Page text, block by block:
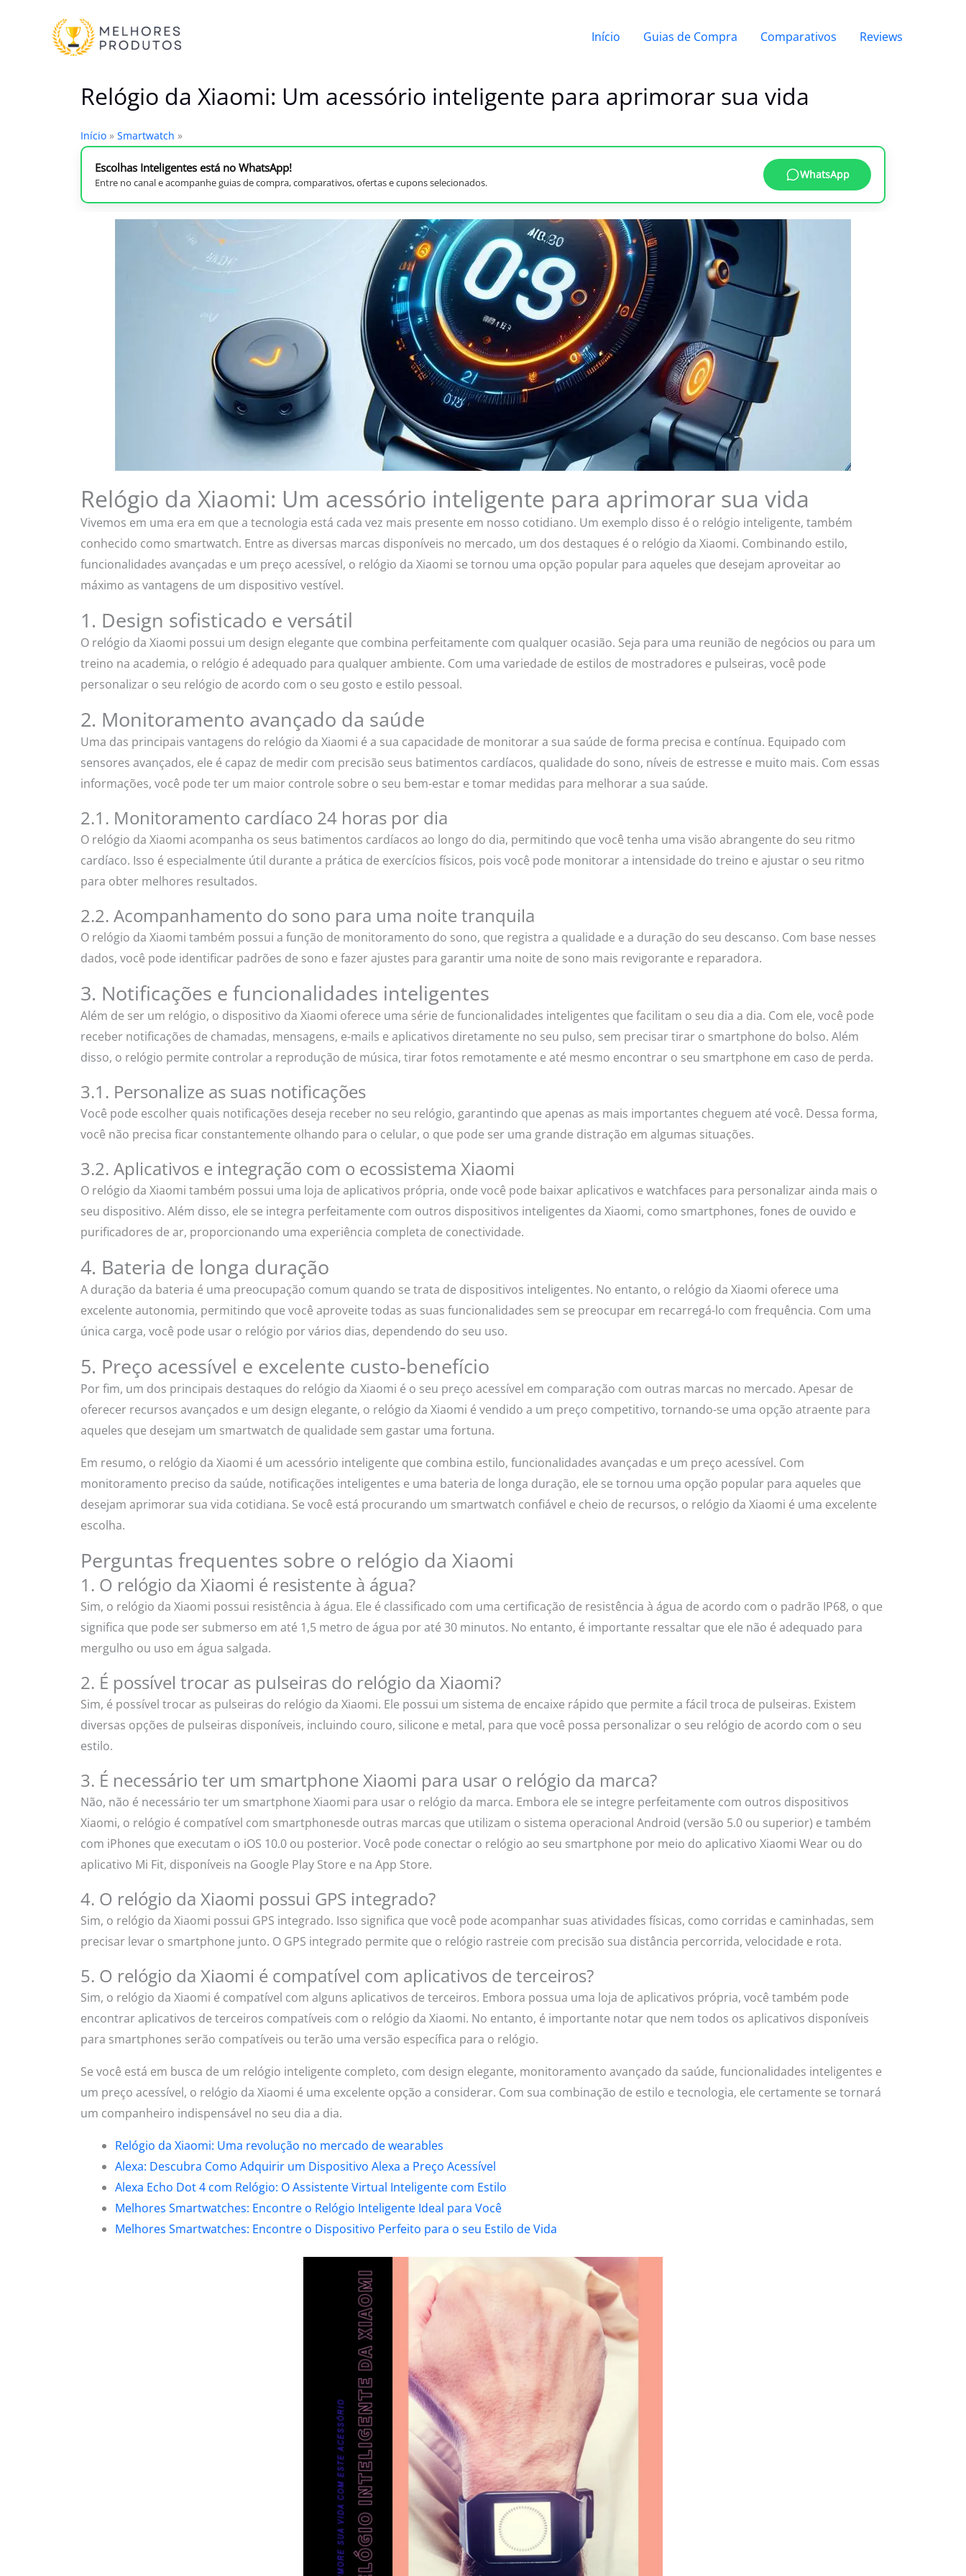
Início Guias de Compra Comparativos Reviews
Relógio da Xiaomi: Um acessório inteligente para aprimorar sua vida
Início » Smartwatch »
Escolhas Inteligentes está no WhatsApp!
Entre no canal e acompanhe guias de compra, comparativos, ofertas e cupons selecionados.
WhatsApp
Relógio da Xiaomi: Um acessório inteligente para aprimorar sua vida
Vivemos em uma era em que a tecnologia está cada vez mais presente em nosso cotidiano. Um exemplo disso é o relógio inteligente, também
conhecido como smartwatch. Entre as diversas marcas disponíveis no mercado, um dos destaques é o relógio da Xiaomi. Combinando estilo,
funcionalidades avançadas e um preço acessível, o relógio da Xiaomi se tornou uma opção popular para aqueles que desejam aproveitar ao
máximo as vantagens de um dispositivo vestível.
1. Design sofisticado e versátil
O relógio da Xiaomi possui um design elegante que combina perfeitamente com qualquer ocasião. Seja para uma reunião de negócios ou para um
treino na academia, o relógio é adequado para qualquer ambiente. Com uma variedade de estilos de mostradores e pulseiras, você pode
personalizar o seu relógio de acordo com o seu gosto e estilo pessoal.
2. Monitoramento avançado da saúde
Uma das principais vantagens do relógio da Xiaomi é a sua capacidade de monitorar a sua saúde de forma precisa e contínua. Equipado com
sensores avançados, ele é capaz de medir com precisão seus batimentos cardíacos, qualidade do sono, níveis de estresse e muito mais. Com essas
informações, você pode ter um maior controle sobre o seu bem-estar e tomar medidas para melhorar a sua saúde.
2.1. Monitoramento cardíaco 24 horas por dia
O relógio da Xiaomi acompanha os seus batimentos cardíacos ao longo do dia, permitindo que você tenha uma visão abrangente do seu ritmo
cardíaco. Isso é especialmente útil durante a prática de exercícios físicos, pois você pode monitorar a intensidade do treino e ajustar o seu ritmo
para obter melhores resultados.
2.2. Acompanhamento do sono para uma noite tranquila
O relógio da Xiaomi também possui a função de monitoramento do sono, que registra a qualidade e a duração do seu descanso. Com base nesses
dados, você pode identificar padrões de sono e fazer ajustes para garantir uma noite de sono mais revigorante e reparadora.
3. Notificações e funcionalidades inteligentes
Além de ser um relógio, o dispositivo da Xiaomi oferece uma série de funcionalidades inteligentes que facilitam o seu dia a dia. Com ele, você pode
receber notificações de chamadas, mensagens, e-mails e aplicativos diretamente no seu pulso, sem precisar tirar o smartphone do bolso. Além
disso, o relógio permite controlar a reprodução de música, tirar fotos remotamente e até mesmo encontrar o seu smartphone em caso de perda.
3.1. Personalize as suas notificações
Você pode escolher quais notificações deseja receber no seu relógio, garantindo que apenas as mais importantes cheguem até você. Dessa forma,
você não precisa ficar constantemente olhando para o celular, o que pode ser uma grande distração em algumas situações.
3.2. Aplicativos e integração com o ecossistema Xiaomi
O relógio da Xiaomi também possui uma loja de aplicativos própria, onde você pode baixar aplicativos e watchfaces para personalizar ainda mais o
seu dispositivo. Além disso, ele se integra perfeitamente com outros dispositivos inteligentes da Xiaomi, como smartphones, fones de ouvido e
purificadores de ar, proporcionando uma experiência completa de conectividade.
4. Bateria de longa duração
A duração da bateria é uma preocupação comum quando se trata de dispositivos inteligentes. No entanto, o relógio da Xiaomi oferece uma
excelente autonomia, permitindo que você aproveite todas as suas funcionalidades sem se preocupar em recarregá-lo com frequência. Com uma
única carga, você pode usar o relógio por vários dias, dependendo do seu uso.
5. Preço acessível e excelente custo-benefício
Por fim, um dos principais destaques do relógio da Xiaomi é o seu preço acessível em comparação com outras marcas no mercado. Apesar de
oferecer recursos avançados e um design elegante, o relógio da Xiaomi é vendido a um preço competitivo, tornando-se uma opção atraente para
aqueles que desejam um smartwatch de qualidade sem gastar uma fortuna.
Em resumo, o relógio da Xiaomi é um acessório inteligente que combina estilo, funcionalidades avançadas e um preço acessível. Com
monitoramento preciso da saúde, notificações inteligentes e uma bateria de longa duração, ele se tornou uma opção popular para aqueles que
desejam aprimorar sua vida cotidiana. Se você está procurando um smartwatch confiável e cheio de recursos, o relógio da Xiaomi é uma excelente
escolha.
Perguntas frequentes sobre o relógio da Xiaomi
1. O relógio da Xiaomi é resistente à água?
Sim, o relógio da Xiaomi possui resistência à água. Ele é classificado com uma certificação de resistência à água de acordo com o padrão IP68, o que
significa que pode ser submerso em até 1,5 metro de água por até 30 minutos. No entanto, é importante ressaltar que ele não é adequado para
mergulho ou uso em água salgada.
2. É possível trocar as pulseiras do relógio da Xiaomi?
Sim, é possível trocar as pulseiras do relógio da Xiaomi. Ele possui um sistema de encaixe rápido que permite a fácil troca de pulseiras. Existem
diversas opções de pulseiras disponíveis, incluindo couro, silicone e metal, para que você possa personalizar o seu relógio de acordo com o seu
estilo.
3. É necessário ter um smartphone Xiaomi para usar o relógio da marca?
Não, não é necessário ter um smartphone Xiaomi para usar o relógio da marca. Embora ele se integre perfeitamente com outros dispositivos
Xiaomi, o relógio é compatível com smartphonesde outras marcas que utilizam o sistema operacional Android (versão 5.0 ou superior) e também
com iPhones que executam o iOS 10.0 ou posterior. Você pode conectar o relógio ao seu smartphone por meio do aplicativo Xiaomi Wear ou do
aplicativo Mi Fit, disponíveis na Google Play Store e na App Store.
4. O relógio da Xiaomi possui GPS integrado?
Sim, o relógio da Xiaomi possui GPS integrado. Isso significa que você pode acompanhar suas atividades físicas, como corridas e caminhadas, sem
precisar levar o smartphone junto. O GPS integrado permite que o relógio rastreie com precisão sua distância percorrida, velocidade e rota.
5. O relógio da Xiaomi é compatível com aplicativos de terceiros?
Sim, o relógio da Xiaomi é compatível com alguns aplicativos de terceiros. Embora possua uma loja de aplicativos própria, você também pode
encontrar aplicativos de terceiros compatíveis com o relógio da Xiaomi. No entanto, é importante notar que nem todos os aplicativos disponíveis
para smartphones serão compatíveis ou terão uma versão específica para o relógio.
Se você está em busca de um relógio inteligente completo, com design elegante, monitoramento avançado da saúde, funcionalidades inteligentes e
um preço acessível, o relógio da Xiaomi é uma excelente opção a considerar. Com sua combinação de estilo e tecnologia, ele certamente se tornará
um companheiro indispensável no seu dia a dia.
Relógio da Xiaomi: Uma revolução no mercado de wearables
Alexa: Descubra Como Adquirir um Dispositivo Alexa a Preço Acessível
Alexa Echo Dot 4 com Relógio: O Assistente Virtual Inteligente com Estilo
Melhores Smartwatches: Encontre o Relógio Inteligente Ideal para Você
Melhores Smartwatches: Encontre o Dispositivo Perfeito para o seu Estilo de Vida